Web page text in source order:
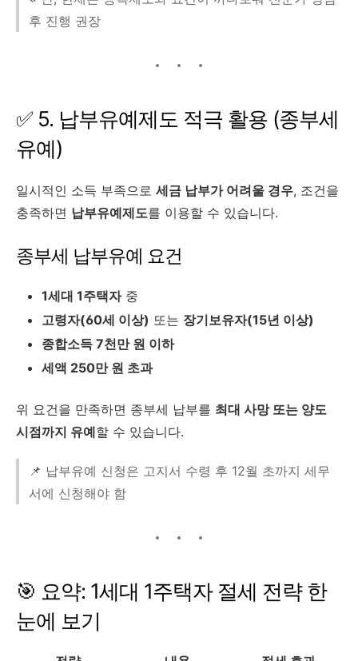
후 진행 권장
✅ 5. 납부유예제도 적극 활용 (종부세
유예)
일시적인 소득 부족으로 세금 납부가 어려울 경우, 조건을
충족하면 납부유예제도를 이용할 수 있습니다.
종부세 납부유예 요건
1세대 1주택자중
고령자(60세 이상) 또는 장기보유자(15년 이상)
종합소득 7천만 원 이하
세액 250만 원 초과
위 요건을 만족하면 종부세 납부를 최대 사망 또는 양도
시점까지 유예할 수 있습니다.
📌 납부유예 신청은 고지서 수령 후 12월 초까지 세무
서에 신청해야 함
🎯 요약: 1세대 1주택자 절세 전략 한
눈에 보기